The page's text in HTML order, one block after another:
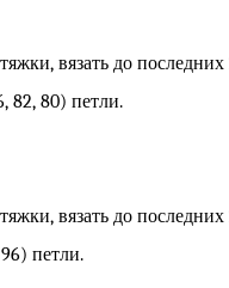
вязать до
82, 80) петли.
вязать до
петли.